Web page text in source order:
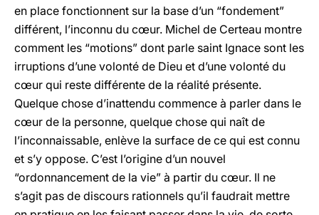
en place fonctionnent sur la base d’un “fondement”
différent, l’inconnu du cœur. Michel de Certeau montre
comment les “motions” dont parle saint Ignace sont les
irruptions d’une volonté de Dieu et d’une volonté du
cœur qui reste différente de la réalité présente.
Quelque chose d’inattendu commence à parler dans le
cœur de la personne, quelque chose qui naît de
l’inconnaissable, enlève la surface de ce qui est connu
et s’y oppose. C’est l’origine d’un nouvel
“ordonnancement de la vie” à partir du cœur. Il ne
s’agit pas de discours rationnels qu’il faudrait mettre